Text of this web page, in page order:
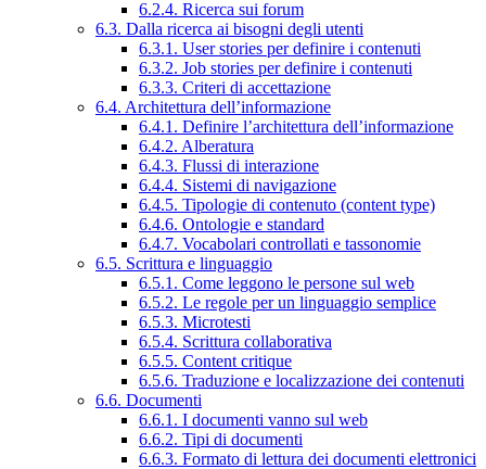
6.2.4. Ricerca sui forum
6.3. Dalla ricerca ai bisogni degli utenti
6.3.1. User stories per definire i contenuti
6.3.2. Job stories per definire i contenuti
6.3.3. Criteri di accettazione
6.4. Architettura dell’informazione
6.4.1. Definire l’architettura dell’informazione
6.4.2. Alberatura
6.4.3. Flussi di interazione
6.4.4. Sistemi di navigazione
6.4.5. Tipologie di contenuto (content type)
6.4.6. Ontologie e standard
6.4.7. Vocabolari controllati e tassonomie
6.5. Scrittura e linguaggio
6.5.1. Come leggono le persone sul web
6.5.2. Le regole per un linguaggio semplice
6.5.3. Microtesti
6.5.4. Scrittura collaborativa
6.5.5. Content critique
6.5.6. Traduzione e localizzazione dei contenuti
6.6. Documenti
6.6.1. I documenti vanno sul web
6.6.2. Tipi di documenti
6.6.3. Formato di lettura dei documenti elettronici